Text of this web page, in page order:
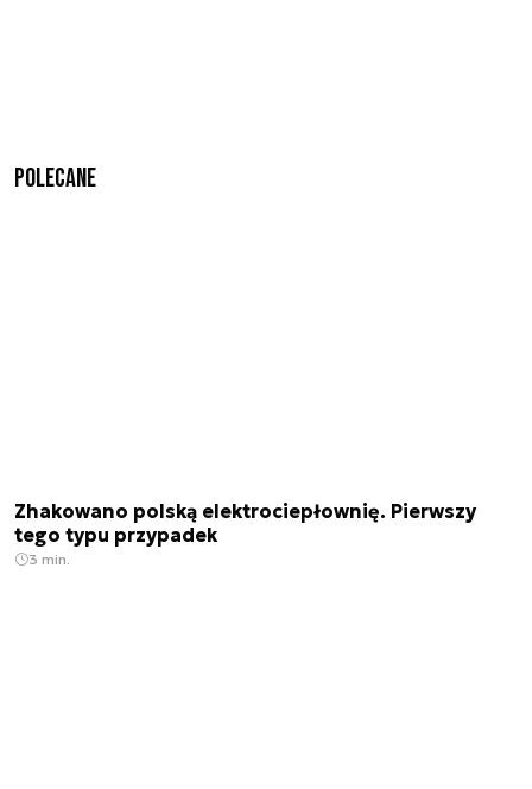
Polecane
Zhakowano polską elektrociepłownię. Pierwszy
tego typu przypadek
3 min.